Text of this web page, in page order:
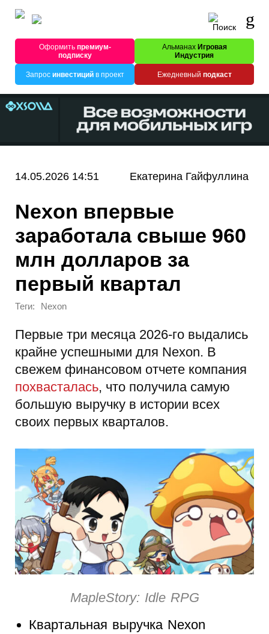
Оформитьпремиум-
подписку
Альманах Игровая
Индустрия
Запрос инвестицийв проект Ежедневный подкаст
14.05.2026 14:51 Екатерина Гайфуллина
Nexon впервые
заработала свыше 960
млн долларов за
первый квартал
Теги: Nexon
Первые три месяца 2026-го выдались
крайне успешными для Nexon. В
свежем финансовом отчете компания
похвасталась, что получила самую
большую выручку в истории всех
своих первых кварталов.
MapleStory: Idle RPG
Квартальная выручка Nexon